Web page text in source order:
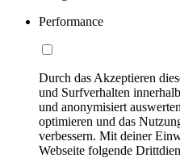
Performance
Durch das Akzeptieren
und Surfverhalten
und anonymisiert
optimieren und das
verbessern. Mit deiner
Webseite folgende